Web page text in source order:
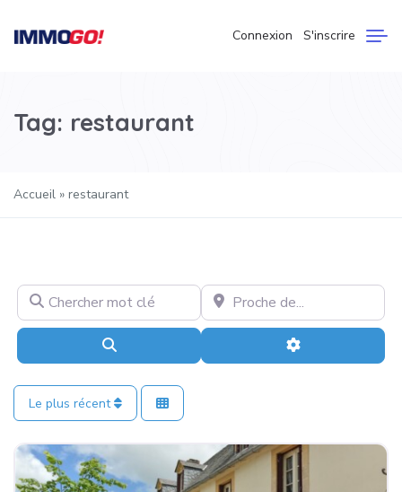
Connexion S'inscrire
Tag: restaurant
Accueil » restaurant
Chercher mot clé Proche de…
Recherche Advanced
Le plus récent